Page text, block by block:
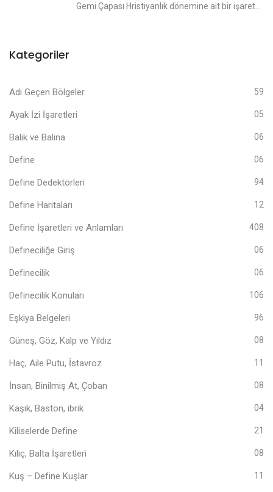
Gemi Çapası Hristiyanlık dönemine ait bir işaret...
Kategoriler
Adı Geçen Bölgeler 59
Ayak İzi İşaretleri 05
Balık ve Balina 06
Define 06
Define Dedektörleri 94
Define Haritaları 12
Define İşaretleri ve Anlamları 408
Defineciliğe Giriş 06
Definecilik 06
Definecilik Konuları 106
Eşkiya Belgeleri 96
Güneş, Göz, Kalp ve Yıldız 08
Haç, Aile Putu, İstavroz 11
İnsan, Binilmiş At, Çoban 08
Kaşık, Baston, ibrik 04
Kiliselerde Define 21
Kılıç, Balta İşaretleri 08
Kuş – Define Kuşlar 11